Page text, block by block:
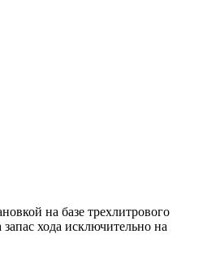
на базе трехлитрового
хода исключительно на